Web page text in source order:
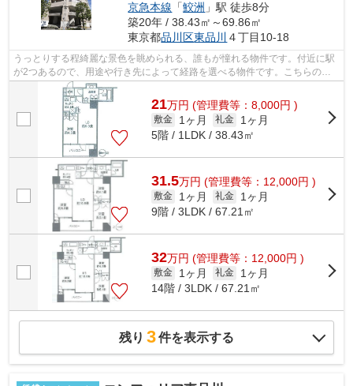
京急本線 「鮫洲 」駅 徒歩8分
築20年 / 38.43㎡～69.86㎡
東京都品川区東品川 ４丁目10-18
うっとりする程綺麗な景色を眺められる、誰もが憧れる物件です。付近に駅
が2つあるので、用途や行き先によって経路を選べる物件です。こちらの物
件はマンションです。駅から徒歩6分の...
21万円 (管理費等：8,000円 )
敷金 1ヶ月 礼金
1ヶ月
5階 / 1LDK / 38.43㎡
31.5万円 (管理費等：12,000円 )
敷金 1ヶ月 礼金
1ヶ月
9階 / 3LDK / 67.21㎡
32万円 (管理費等：12,000円 )
敷金 1ヶ月 礼金
1ヶ月
14階 / 3LDK / 67.21㎡
残り 3件を表示する